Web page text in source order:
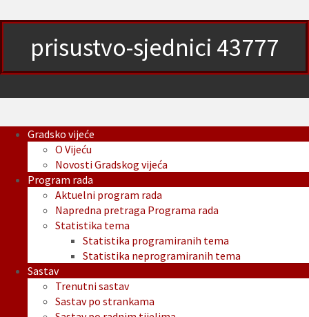
prisustvo-sjednici 43777
Gradsko vijeće
O Vijeću
Novosti Gradskog vijeća
Program rada
Aktuelni program rada
Napredna pretraga Programa rada
Statistika tema
Statistika programiranih tema
Statistika neprogramiranih tema
Sastav
Trenutni sastav
Sastav po strankama